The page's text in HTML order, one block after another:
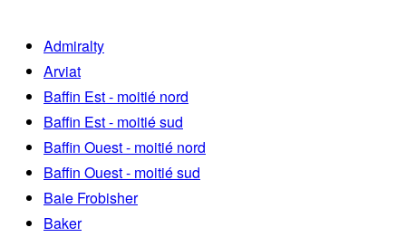
Admiralty
Arviat
Baffin Est - moitié nord
Baffin Est - moitié sud
Baffin Ouest - moitié nord
Baffin Ouest - moitié sud
Baie Frobisher
Baker